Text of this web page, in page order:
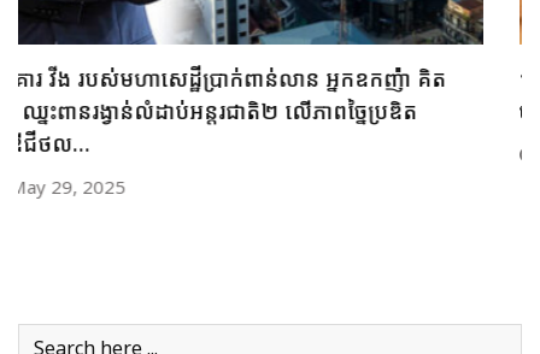
ធនាគារ ប្រៃសណីយ៍កម្ពុជា និងក្រុមហ៊ុន អាយជី អាណា
ចក្រថិក ចុះកិច្ចព្រមព្រៀងភាពជាដៃគូយុទ្ធសាស្ត្រផ្នែកបច្ចេកវិទ្យា
May 28, 2025